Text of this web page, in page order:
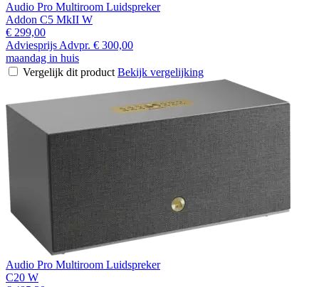
Audio Pro Multiroom Luidspreker
Addon C5 MkII W
€ 299,00
Adviesprijs Advpr. € 300,00
maandag in huis
Vergelijk dit product Bekijk vergelijking
Audio Pro Multiroom Luidspreker
C20 W